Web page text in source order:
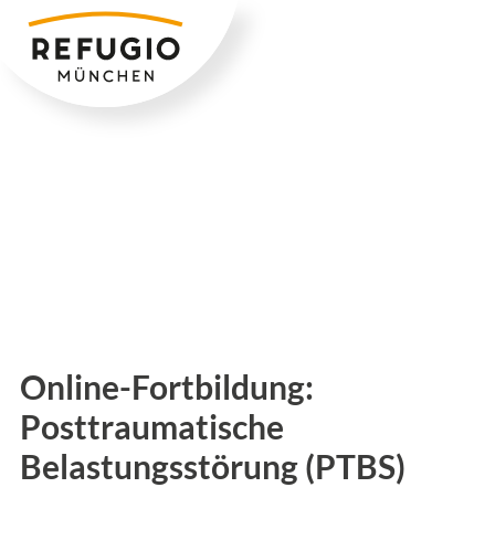
Zum
Inhalt
springen
Online-Fortbildung:
Posttraumatische
Belastungsstörung (PTBS)